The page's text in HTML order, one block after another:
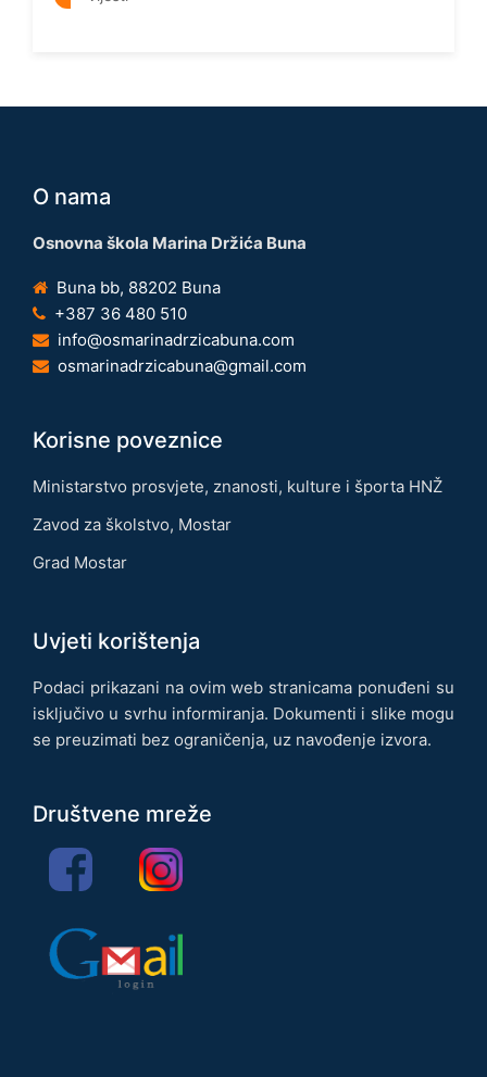
O nama
Osnovna škola Marina Držića Buna
Buna bb, 88202 Buna
+387 36 480 510
info@osmarinadrzicabuna.com
osmarinadrzicabuna@gmail.com
Korisne poveznice
Ministarstvo prosvjete, znanosti, kulture i športa HNŽ
Zavod za školstvo, Mostar
Grad Mostar
Uvjeti korištenja
Podaci prikazani na ovim web stranicama ponuđeni su
isključivo u svrhu informiranja. Dokumenti i slike mogu
se preuzimati bez ograničenja, uz navođenje izvora.
Društvene mreže